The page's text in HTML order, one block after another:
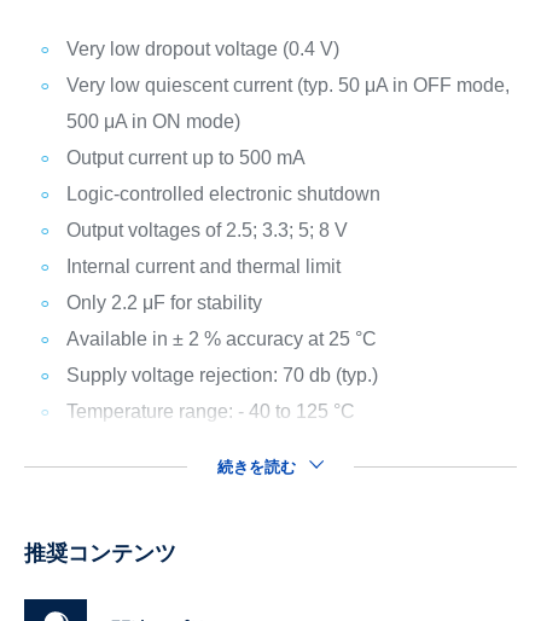
Very low dropout voltage (0.4 V)
Very low quiescent current (typ. 50 μA in OFF mode,
500 μA in ON mode)
Output current up to 500 mA
Logic-controlled electronic shutdown
Output voltages of 2.5; 3.3; 5; 8 V
Internal current and thermal limit
Only 2.2 μF for stability
Available in ± 2 % accuracy at 25 °C
Supply voltage rejection: 70 db (typ.)
Temperature range: - 40 to 125 °C
続きを読む
推奨コンテンツ